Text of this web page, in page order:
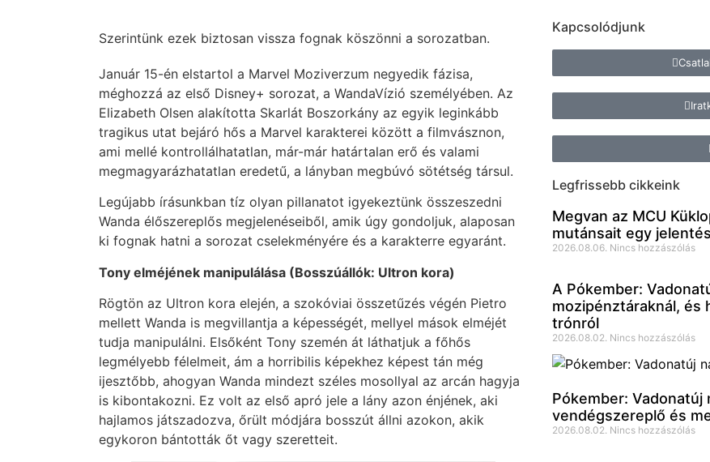
Szerintünk ezek biztosan vissza fognak köszönni a sorozatban.
Január 15-én elstartol a Marvel Moziverzum negyedik fázisa,
méghozzá az első Disney+ sorozat, a WandaVízió személyében. Az
Elizabeth Olsen alakította Skarlát Boszorkány az egyik leginkább
tragikus utat bejáró hős a Marvel karakterei között a filmvásznon,
ami mellé kontrollálhatatlan, már-már határtalan erő és valami
megmagyarázhatatlan eredetű, a lányban megbúvó sötétség társul.
Legújabb írásunkban tíz olyan pillanatot igyekeztünk összeszedni
Wanda élőszereplős megjelenéseiből, amik úgy gondoljuk, alaposan
ki fognak hatni a sorozat cselekményére és a karakterre egyaránt.
Tony elméjének manipulálása (Bosszúállók: Ultron kora)
Rögtön az Ultron kora elején, a szokóviai összetűzés végén Pietro
mellett Wanda is megvillantja a képességét, mellyel mások elméjét
tudja manipulálni. Elsőként Tony szemén át láthatjuk a főhős
legmélyebb félelmeit, ám a horribilis képekhez képest tán még
ijesztőbb, ahogyan Wanda mindezt széles mosollyal az arcán hagyja
is kibontakozni. Ez volt az első apró jele a lány azon énjének, aki
hajlamos játszadozva, őrült módjára bosszút állni azokon, akik
egykoron bántották őt vagy szeretteit.
Kapcsolódjunk
Legfrissebb cikkeink
Megvan az MCU
mutánsait egy
2026.08.06. Nincs hozzászólás
A Pókember:
mozipénztáraknál, és
trónról
2026.08.02. Nincs hozzászólás
Pókember:
vendégszereplő és
2026.08.02. Nincs hozzászólás